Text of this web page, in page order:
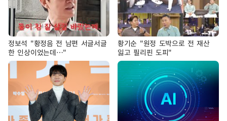
정보석 "황정음 전 남편 서글서글
한 인상이었는데…"
황기순 "원정 도박으로 전 재산
잃고 필리핀 도피"